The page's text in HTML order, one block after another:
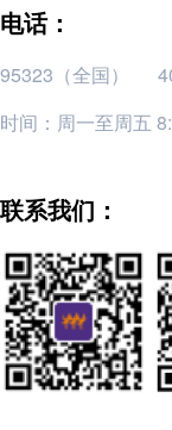
电话：
95323（全国）
时间：周一至周五
联系我们：